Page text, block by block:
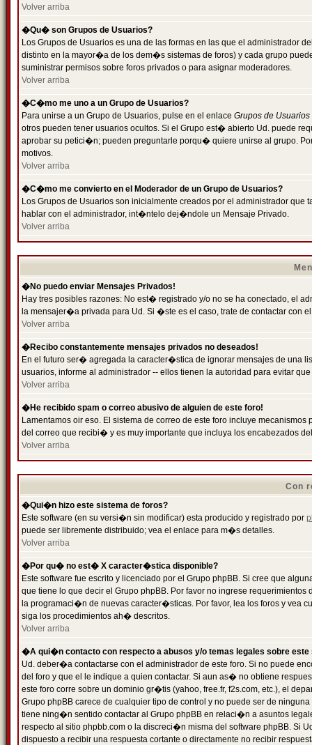
Volver arriba
�Qu� son Grupos de Usuarios?
Los Grupos de Usuarios es una de las formas en las que el administrador
distinto en la mayor�a de los dem�s sistemas de foros) y cada grupo
suministrar permisos sobre foros privados o para asignar moderadores.
Volver arriba
�C�mo me uno a un Grupo de Usuarios?
Para unirse a un Grupo de Usuarios, pulse en el enlace Grupos de Usuarios
otros pueden tener usuarios ocultos. Si el Grupo est� abierto Ud. puede
aprobar su petici�n; pueden preguntarle porqu� quiere unirse al grupo.
motivos.
Volver arriba
�C�mo me convierto en el Moderador de un Grupo de Usuarios?
Los Grupos de Usuarios son inicialmente creados por el administrador
hablar con el administrador, int�ntelo dej�ndole un Mensaje Privado.
Volver arriba
�No puedo enviar Mensajes Privados!
Hay tres posibles razones: No est� registrado y/o no se ha conectado, el
la mensajer�a privada para Ud. Si �ste es el caso, trate de contactar con
Volver arriba
�Recibo constantemente mensajes privados no deseados!
En el futuro ser� agregada la caracter�stica de ignorar mensajes de una
usuarios, informe al administrador -- ellos tienen la autoridad para evitar
Volver arriba
�He recibido spam o correo abusivo de alguien de este foro!
Lamentamos oir eso. El sistema de correo de este foro incluye
del correo que recibi� y es muy importante que incluya los encabezados
Volver arriba
Con
�Qui�n hizo este sistema de foros?
Este software (en su versi�n sin modificar) esta producido y registrado por
puede ser libremente distribuido; vea el enlace para m�s detalles.
Volver arriba
�Por qu� no est� X caracter�stica disponible?
Este software fue escrito y licenciado por el Grupo phpBB. Si cree que
que tiene lo que decir el Grupo phpBB. Por favor no ingrese
la programaci�n de nuevas caracter�sticas. Por favor, lea los foros y vea
siga los procedimientos ah� descritos.
Volver arriba
�A qui�n contacto con respecto a abusos y/o temas legales sobre este
Ud. deber�a contactarse con el administrador de este foro. Si no puede
del foro y que el le indique a quien contactar. Si aun as� no obtiene
este foro corre sobre un dominio gr�tis (yahoo, free.fr, f2s.com, etc.), el
Grupo phpBB carece de cualquier tipo de control y no puede ser de
tiene ning�n sentido contactar al Grupo phpBB en relaci�n a asuntos
respecto al sitio phpbb.com o la discreci�n misma del software phpBB. Si
dispuesto a recibir una respuesta cortante o directamente no recibir